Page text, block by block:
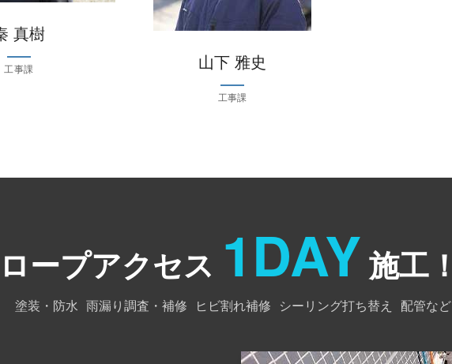
真樹
工事課 山下 雅史
工事課
ロープアクセス 1DAY 施工！
塗装・防水 雨漏り調査・補修 ヒビ割れ補修 シーリング打ち替え 配管など